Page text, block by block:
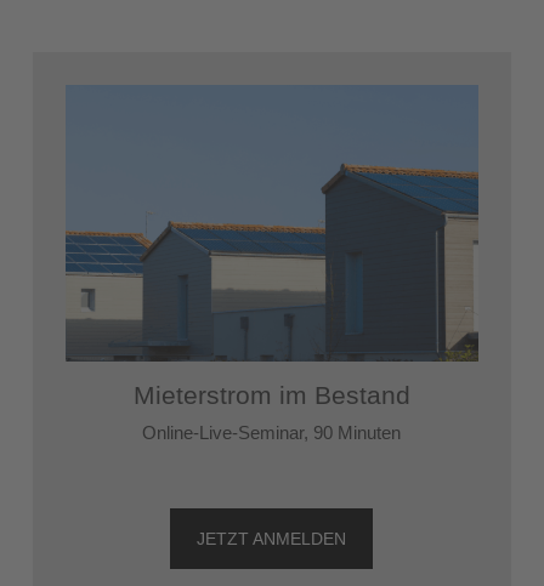
Mieterstrom im Bestand
Online-Live-Seminar, 90 Minuten
JETZT ANMELDEN